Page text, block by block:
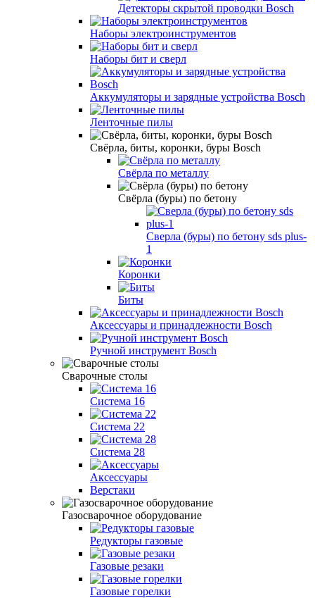
Детекторы скрытой проводки Bosch
Наборы электроинструментов
Наборы бит и сверл
Аккумуляторы и зарядные устройства Bosch
Ленточные пилы
Свёрла, биты, коронки, буры Bosch
Свёрла по металлу
Свёрла (буры) по бетону
Сверла (буры) по бетону sds plus-
1
Коронки
Биты
Аксессуары и принадлежности Bosch
Ручной инструмент Bosch
Сварочные столы
Система 16
Система 22
Система 28
Аксессуары
Верстаки
Газосварочное оборудование
Редукторы газовые
Газовые резаки
Газовые горелки